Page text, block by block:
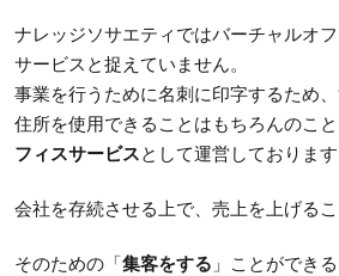
ナレッジソサエティではバーチャルオ
サービスと捉えていません。
事業を行うために名刺に印字するため
住所を使用できることはもちろんのこと
フィスサービスとして運営しております
会社を存続させる上で、売上を上げるこ
そのための「集客をする 」ことができ